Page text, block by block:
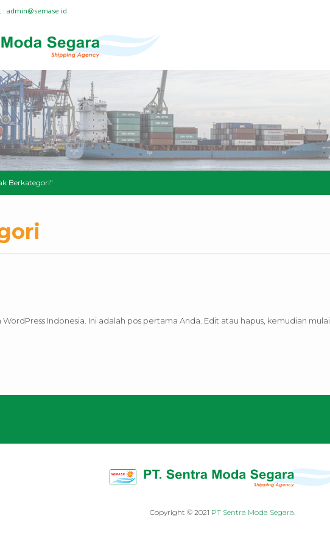
: admin@semase.id
Berkategori"
Indonesia. Ini adalah pos pertama Anda. Edit atau hapus, kemudian mulai
Copyright © 2021 PT Sentra Moda Segara.